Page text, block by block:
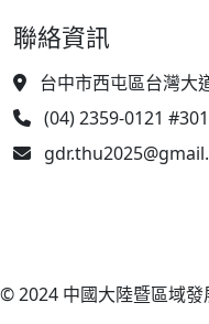
聯絡資訊
台中市西屯區台灣大
(04) 2359-0121
© 2024 中國大陸暨區域